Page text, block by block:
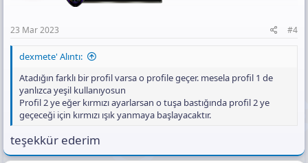
23 Mar 2023 #4
dexmete' Alıntı:
Atadığın farklı bir profil varsa o profile geçer. mesela profil 1 de
yanlızca yeşil kullanıyosun
Profil 2 ye eğer kırmızı ayarlarsan o tuşa bastığında profil 2 ye
geçeceği için kırmızı ışık yanmaya başlayacaktır.
teşekkür ederim